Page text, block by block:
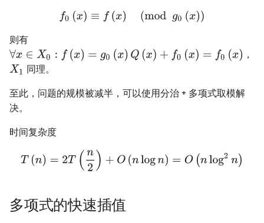
Suffix Sum
Manacher
Palindrome Tree
Minimal Representation
Lucas's Theorem
Mobius Inversion Formula
Du's Algorithm
Powerful Number (Ex. Du's)
Min_25's Algotithm
Zhouge Algorithm
Dividing Tree
Binary Search /
Balanced Trees
Skiplist
Persistent Data
K-D Tree
连通性相关
2-SAT
欧拉图
平面图
则有
，
同理。
至此，问题的规模被减半，可以使用分治 + 多项式取模解
决。
时间复杂度
多项式的快速插值